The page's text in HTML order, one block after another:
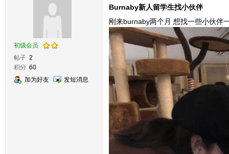
初级会员
帖子 2
积分 60
加为好友
发短消息
Burnaby新人留学生找小伙伴
刚来burnaby两个月 想找一些小伙伴